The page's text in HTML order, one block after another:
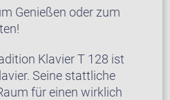
Genießen oder zum
Klavier T 128 ist
Seine stattliche
für einen wirklich